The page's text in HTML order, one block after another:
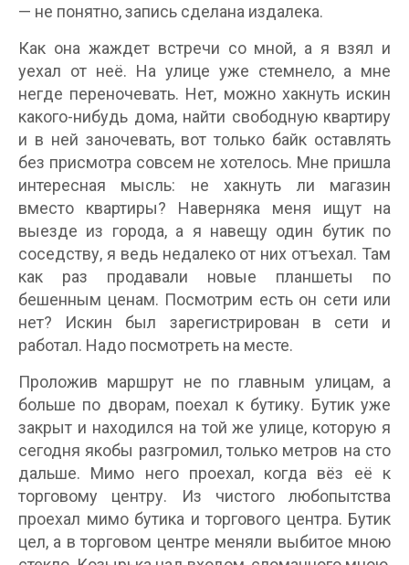
— не понятно, запись сделана издалека.
Как она жаждет встречи со мной, а я взял и
уехал от неё. На улице уже стемнело, а мне
негде переночевать. Нет, можно хакнуть искин
какого-нибудь дома, найти свободную квартиру
и в ней заночевать, вот только байк оставлять
без присмотра совсем не хотелось. Мне пришла
интересная мысль: не хакнуть ли магазин
вместо квартиры? Наверняка меня ищут на
выезде из города, а я навещу один бутик по
соседству, я ведь недалеко от них отъехал. Там
как раз продавали новые планшеты по
бешенным ценам. Посмотрим есть он сети или
нет? Искин был зарегистрирован в сети и
работал. Надо посмотреть на месте.
Проложив маршрут не по главным улицам, а
больше по дворам, поехал к бутику. Бутик уже
закрыт и находился на той же улице, которую я
сегодня якобы разгромил, только метров на сто
дальше. Мимо него проехал, когда вёз её к
торговому центру. Из чистого любопытства
проехал мимо бутика и торгового центра. Бутик
цел, а в торговом центре меняли выбитое мною